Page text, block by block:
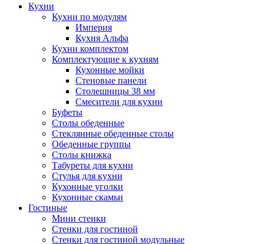
Кухни
Кухни по модулям
Империя
Кухня Альфа
Кухни комплектом
Комплектующие к кухням
Кухонные мойки
Стеновые панели
Столешницы 38 мм
Смесители для кухни
Буфеты
Столы обеденные
Стеклянные обеденные столы
Обеденные группы
Столы книжка
Табуреты для кухни
Стулья для кухни
Кухонные уголки
Кухонные скамьи
Гостиные
Мини стенки
Стенки для гостиной
Стенки для гостиной модульные